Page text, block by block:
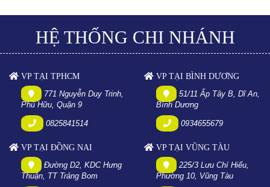
HỆ THỐNG CHI NHÁNH
VP TẠI TPHCM
771 Nguyễn Duy Trinh,
Phú Hữu, Quận 9
0825841514
VP TẠI BÌNH DƯƠNG
51/11 Ấp Tây B, Dĩ An,
Bình Dương
0934655679
VP TẠI ĐỒNG NAI
Đường D2, KDC Hưng
Thuận, TT Trảng Bom
VP TẠI VŨNG TÀU
225/3 Lưu Chí Hiếu,
Phường 10, Vũng Tàu